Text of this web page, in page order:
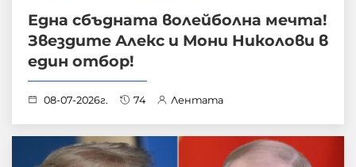
Една сбъдната волейболна мечта!
Звездите Алекс и Мони Николови в
един отбор!
08-07-2026г. 74 Лентата